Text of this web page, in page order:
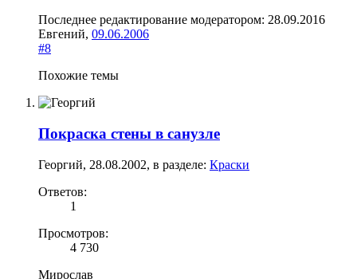
Последнее редактирование модератором: 28.09.2016
Евгений, 09.06.2006
#8
Похожие темы
Покраска стены в санузле
Георгий, 28.08.2002, в разделе: Краски
Ответов:
1
Просмотров:
4 730
Мирослав